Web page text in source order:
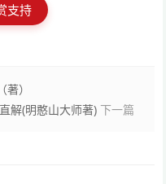
支持
）
解(明憨山大师著) 下一篇